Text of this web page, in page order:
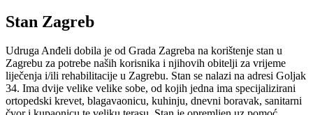
Stan Zagreb
Udruga Anđeli dobila je od Grada Zagreba na korištenje stan u
Zagrebu za potrebe naših korisnika i njihovih obitelji za vrijeme
liječenja i/ili rehabilitacije u Zagrebu. Stan se nalazi na adresi Goljak
34. Ima dvije velike velike sobe, od kojih jedna ima specijalizirani
ortopedski krevet, blagavaonicu, kuhinju, dnevni boravak, sanitarni